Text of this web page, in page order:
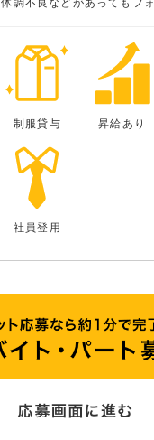
体調不良などがあってもフ
制服貸与 昇給あり
社員登用